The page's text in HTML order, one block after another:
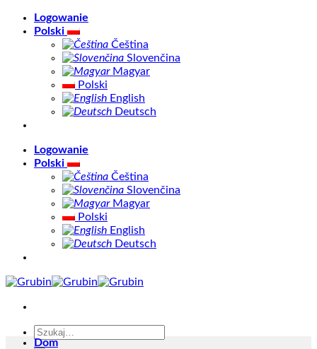
Skip
Logowanie
Polski
Čeština
Slovenčina
Magyar
Polski
English
Deutsch
Logowanie
Polski
Čeština
Slovenčina
Magyar
Polski
English
Deutsch
Szukaj:
Dom